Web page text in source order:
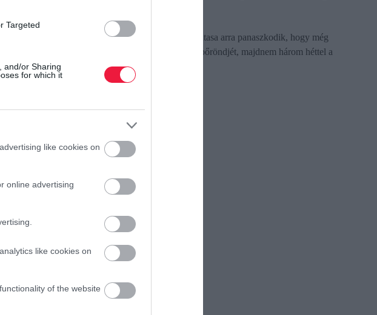
Targeted
and/or Sharing
for which it
like cookies on
online advertising
like cookies on
of the website
újabb repjegyet, hogy
A British Airways egyik utasa arra panaszkodik, hogy még
mindig nem kapta meg a bőröndjét, majdnem három héttel a
repülőút után.